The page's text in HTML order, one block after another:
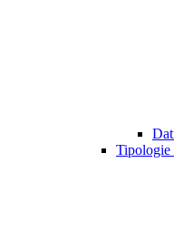
Tipologie